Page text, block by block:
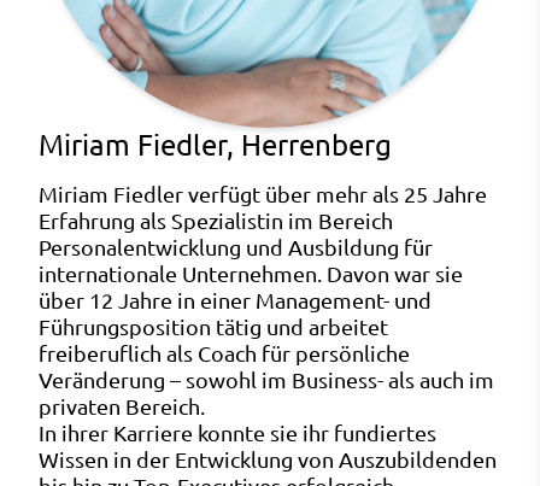
Miriam Fiedler, Herrenberg
Miriam Fiedler verfügt über mehr als 25 Jahre
Erfahrung als Spezialistin im Bereich
Personalentwicklung und Ausbildung für
internationale Unternehmen. Davon war sie
über 12 Jahre in einer Management- und
Führungsposition tätig und arbeitet
freiberuflich als Coach für persönliche
Veränderung – sowohl im Business- als auch im
privaten Bereich.
In ihrer Karriere konnte sie ihr fundiertes
Wissen in der Entwicklung von Auszubildenden